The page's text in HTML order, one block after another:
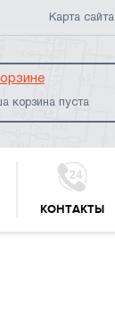
Карта сайта
корзина пуста
КОНТАКТЫ